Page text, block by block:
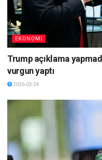
EKONOMI
Trump açıklama
vurgun yaptı
2026-03-24